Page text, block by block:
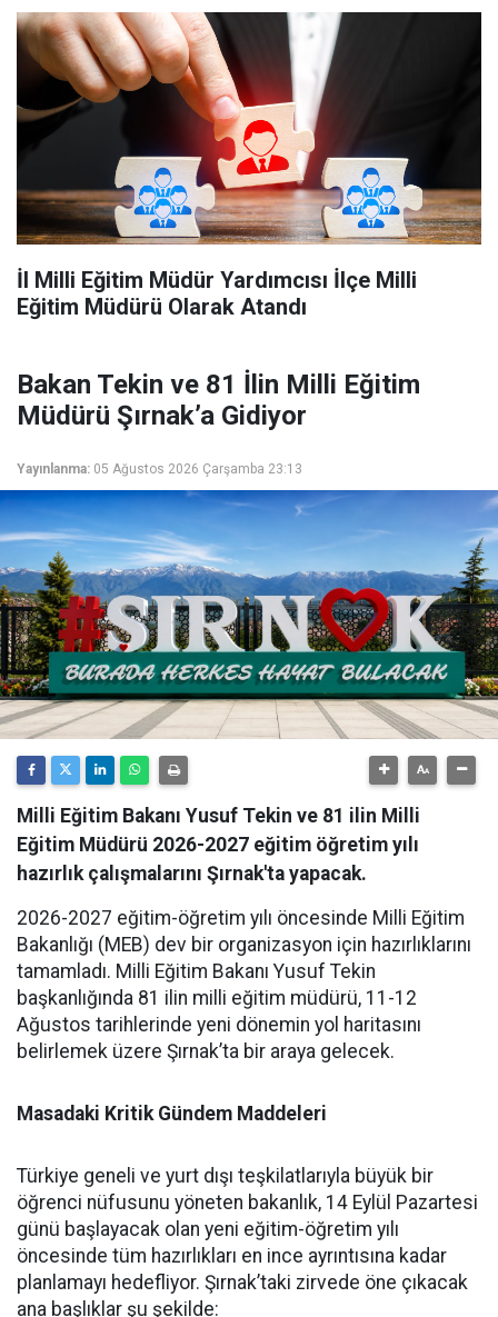
İl Milli Eğitim Müdür Yardımcısı İlçe Milli
Eğitim Müdürü Olarak Atandı
Bakan Tekin ve 81 İlin Milli Eğitim
Müdürü Şırnak’a Gidiyor
Yayınlanma: 05 Ağustos 2026 Çarşamba 23:13
Milli Eğitim Bakanı Yusuf Tekin ve 81 ilin Milli
Eğitim Müdürü 2026-2027 eğitim öğretim yılı
hazırlık çalışmalarını Şırnak'ta yapacak.
​2026-2027 eğitim-öğretim yılı öncesinde Milli Eğitim
Bakanlığı (MEB) dev bir organizasyon için hazırlıklarını
tamamladı. Milli Eğitim Bakanı Yusuf Tekin
başkanlığında 81 ilin milli eğitim müdürü, 11-12
Ağustos tarihlerinde yeni dönemin yol haritasını
belirlemek üzere Şırnak’ta bir araya gelecek.
Masadaki Kritik Gündem Maddeleri
​Türkiye geneli ve yurt dışı teşkilatlarıyla büyük bir
öğrenci nüfusunu yöneten bakanlık, 14 Eylül Pazartesi
günü başlayacak olan yeni eğitim-öğretim yılı
öncesinde tüm hazırlıkları en ince ayrıntısına kadar
planlamayı hedefliyor. Şırnak’taki zirvede öne çıkacak
ana başlıklar şu şekilde: